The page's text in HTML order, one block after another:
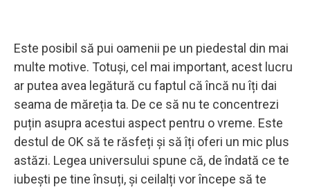
Este posibil să pui oamenii pe un piedestal din mai
multe motive. Totuși, cel mai important, acest lucru
ar putea avea legătură cu faptul că încă nu îți dai
seama de măreția ta. De ce să nu te concentrezi
puțin asupra acestui aspect pentru o vreme. Este
destul de OK să te răsfeți și să îți oferi un mic plus
astăzi. Legea universului spune că, de îndată ce te
iubești pe tine însuți, și ceilalți vor începe să te